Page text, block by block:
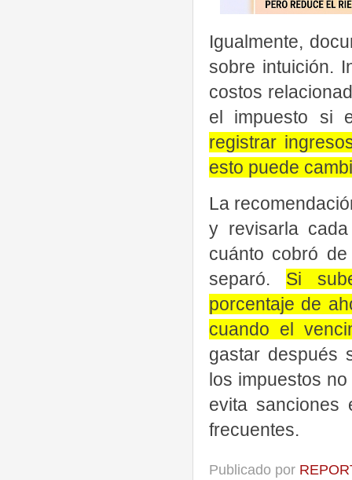
Igualmente,
sobre intuición.
costos
el impuesto si
registrar
esto puede
La
y revisarla
cuánto cobró
separó. Si
porcentaje de
cuando el
gastar después
los impuestos
evita sanciones
frecuentes.
Publicado por